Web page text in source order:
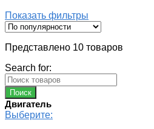
Показать фильтры
Представлено 10 товаров
Search for:
Двигатель
Выберите: